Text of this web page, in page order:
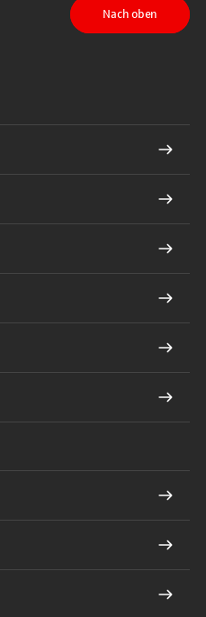
TikTokauf LinkedIn
Nach oben